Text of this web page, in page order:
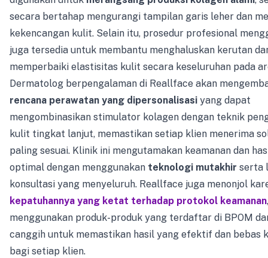
secara bertahap mengurangi tampilan garis leher dan
kekencangan kulit. Selain itu, prosedur profesional
juga tersedia untuk membantu menghaluskan kerutan
memperbaiki elastisitas kulit secara keseluruhan pada
Dermatolog berpengalaman di Reallface akan
rencana perawatan yang dipersonalisasi yang dapat
mengombinasikan stimulator kolagen dengan teknik
kulit tingkat lanjut, memastikan setiap klien menerima
paling sesuai. Klinik ini mengutamakan keamanan dan
optimal dengan menggunakan teknologi mutakhir serta
konsultasi yang menyeluruh. Reallface juga menonjol
kepatuhannya yang ketat terhadap protokol keamanan,
menggunakan produk-produk yang terdaftar di BPOM
canggih untuk memastikan hasil yang efektif dan bebas
bagi setiap klien.